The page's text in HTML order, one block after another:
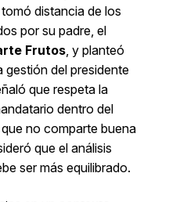
tomó distancia de los
por su padre, el
Frutos, y planteó
gestión del presidente
que respeta la
dentro del
no comparte buena
que el análisis
ser más equilibrado.